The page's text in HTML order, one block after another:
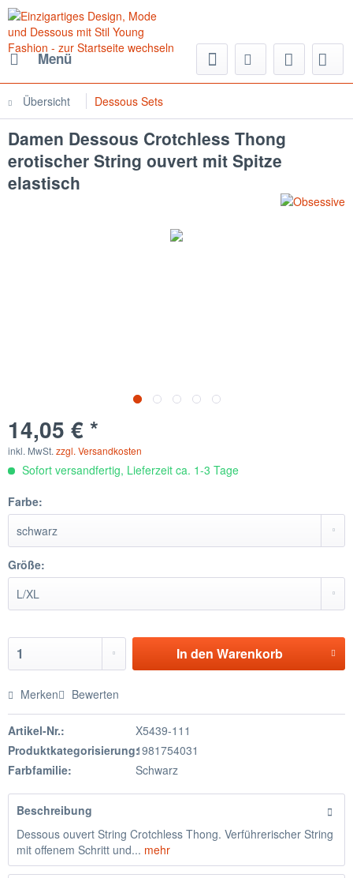
Menü
Übersicht Dessous Sets
Damen Dessous Crotchless Thong
erotischer String ouvert mit Spitze
elastisch
14,05 € *
inkl. MwSt. zzgl. Versandkosten
Sofort versandfertig, Lieferzeit ca. 1-3 Tage
Farbe:
Größe:
In den Warenkorb
Merken Bewerten
Artikel-Nr.:
X5439-111
Produktkategorisierung:1981754031
Farbfamilie:
Schwarz
Beschreibung
Dessous ouvert String Crotchless Thong. Verführerischer String
mit offenem Schritt und... mehr